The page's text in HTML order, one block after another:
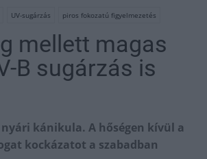
UV-sugárzás piros fokozatú figyelmezetés
mellett magas
B sugárzás is
kánikula. A hőségen kívül a
kockázatot a szabadban